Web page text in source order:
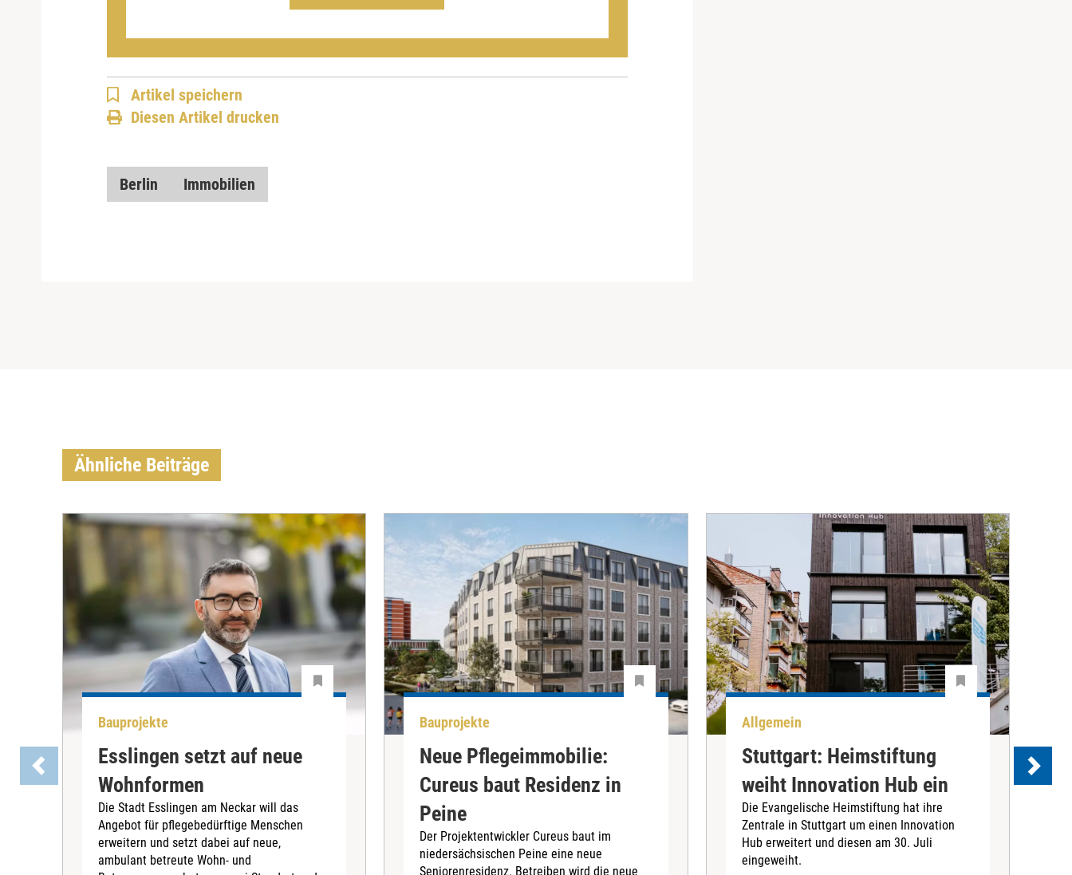
Artikel speichern
Diesen Artikel drucken
Berlin Immobilien
Ähnliche Beiträge
Bauprojekte
Esslingen setzt auf neue
Wohnformen
Die Stadt Esslingen am Neckar will das
Angebot für pflegebedürftige Menschen
erweitern und setzt dabei auf neue,
ambulant betreute Wohn- und
Bauprojekte
Neue Pflegeimmobilie:
Cureus baut Residenz in
Peine
Der Projektentwickler Cureus baut im
niedersächsischen Peine eine neue
Seniorenresidenz. Betreiben wird die neue
Allgemein
Stuttgart: Heimstiftung
weiht Innovation Hub ein
Die Evangelische Heimstiftung hat ihre
Zentrale in Stuttgart um einen Innovation
Hub erweitert und diesen am 30. Juli
eingeweiht.